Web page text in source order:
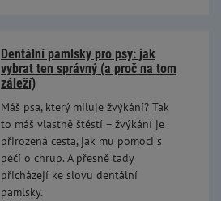
Dentální pamlsky pro psy: jak
vybrat ten správný (a proč na tom
záleží)
Máš psa, který miluje žvýkání? Tak
to máš vlastně štěstí – žvýkání je
přirozená cesta, jak mu pomoci s
péčí o chrup. A přesně tady
přicházejí ke slovu dentální
pamlsky.